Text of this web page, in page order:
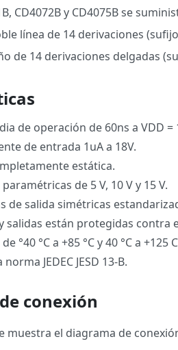
CD4072B y CD4075B se
línea de 14 derivaciones
de 14 derivaciones delgadas
de operación de 60ns a VDD =
de entrada 1uA a 18V.
estática.
de 5 V, 10 V y 15 V.
de salida simétricas
salidas están protegidas contra
°40 °C a +85 °C y 40 °C a +125
JEDEC JESD 13-B.
conexión
muestra el diagrama de